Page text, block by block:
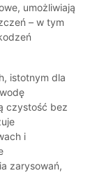
umożliwiają
– w tym
istotnym dla
czystość bez
i
zarysowań,